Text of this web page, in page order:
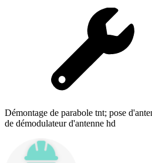
Démontage de parabole tnt; pose
de démodulateur d'antenne hd